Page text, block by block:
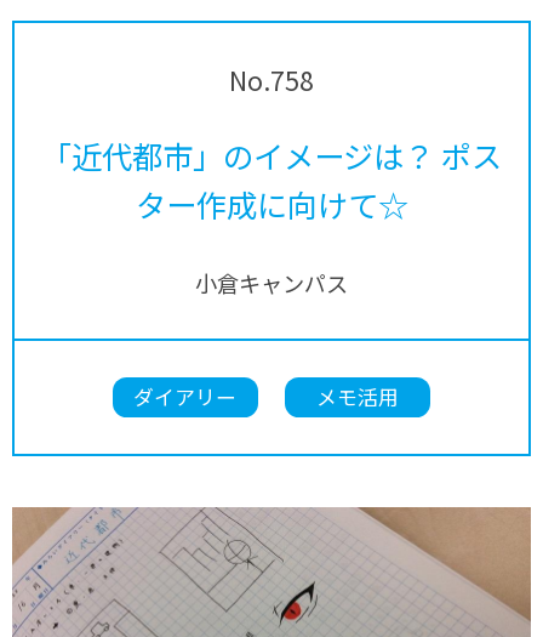
No.758
「近代都市」のイメージは？ ポス
ター作成に向けて☆
小倉キャンパス
ダイアリー メモ活用